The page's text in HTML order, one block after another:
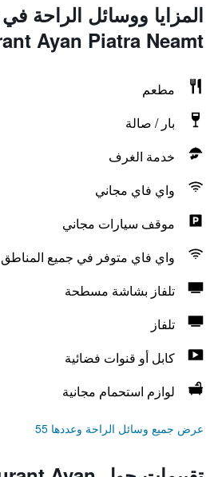
Ayan Piatra Neamt
مطعم
بار / صالة
خدمة الغرف
واي فاي مجاني
موقف سيارات مجاني
واي فاي متوفر في جميع المناطق
تلفاز بشاشة مسطحة
تلفاز
كابل أو قنوات فضائية
لوازم استحمام مجانية
عرض جميع وسائل الراحة وعددها 55